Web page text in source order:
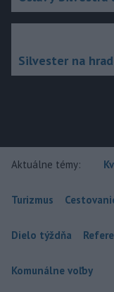
Silvester na
Aktuálne témy:
Turizmus
Dielo týždňa
Komunálne voľby